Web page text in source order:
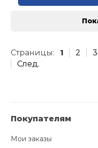
Страницы: 1 2 3
След.
Покупателям
Мои заказы